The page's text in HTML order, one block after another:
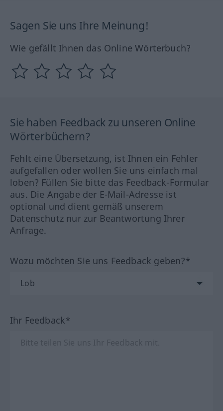
Sagen Sie uns Ihre Meinung!
Wie gefällt Ihnen das Online Wörterbuch?
Sie haben Feedback zu unseren Online
Wörterbüchern?
Fehlt eine Übersetzung, ist Ihnen ein Fehler
aufgefallen oder wollen Sie uns einfach mal
loben? Füllen Sie bitte das Feedback-Formular
aus. Die Angabe der E-Mail-Adresse ist
optional und dient gemäß unserem
Datenschutz nur zur Beantwortung Ihrer
Anfrage.
Wozu möchten Sie uns Feedback geben?*
Ihr Feedback*